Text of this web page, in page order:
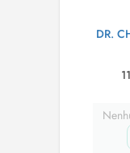
DR.